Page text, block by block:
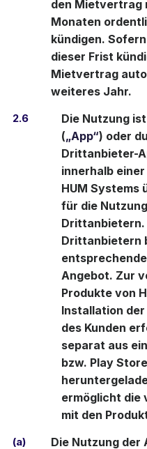
den Mietvertrag
Monaten
kündigen.
dieser Frist
Mietvertrag
weiteres Jahr.
2.6
Die Nutzung
(„App“) oder
Drittanbieter-
innerhalb
HUM Systems
für die
Drittanbietern.
Drittanbietern
Angebot. Zur
Produkte von
Installation
des Kunden
separat aus
bzw. Play
ermöglicht die
mit den
(a) Die Nutzung der